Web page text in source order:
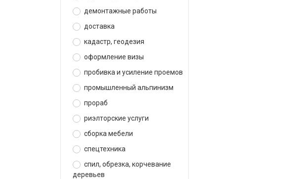
демонтажные работы
доставка
кадастр, геодезия
оформление визы
пробивка и усиление проемов
промышленный альпинизм
прораб
риэлторские услуги
сборка мебели
спецтехника
спил, обрезка, корчевание
деревьев